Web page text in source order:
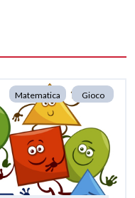
Matematica Gioco